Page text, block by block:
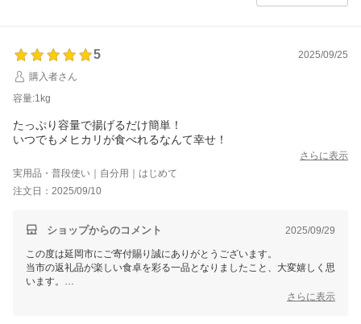
5
2025/09/25
購入者さん
容量:1kg
たっぷり容量で揚げるだけ簡単！
いつでもメヒカリが食べれるなんて幸せ！
さらに表示
実用品・普段使い｜自分用｜はじめて
注文日：2025/09/10
ショップからのコメント 2025/09/29
この度は延岡市にご寄付賜り誠にありがとうございます。
当市の返礼品が楽しい食卓を彩る一品となりましたこと、大変嬉しく思
います。
これからも食卓を笑顔でいっぱいにできるような返礼品作りに励んでま
さらに表示